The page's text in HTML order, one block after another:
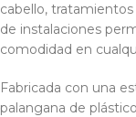
cabello,
de instalaciones
comodidad en
Fabricada con una
palangana de